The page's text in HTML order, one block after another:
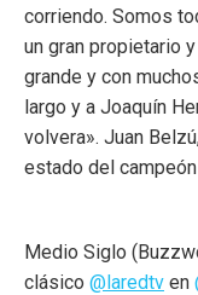
corriendo. Somos
un gran propietario
grande y con
largo y a Joaquín
volvera». Juan
estado del
Medio Siglo
clásico @laredtv en